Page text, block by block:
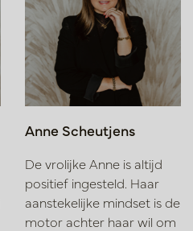
Anne Scheutjens
De vrolijke Anne is altijd
positief ingesteld. Haar
aanstekelijke mindset is de
motor achter haar wil om